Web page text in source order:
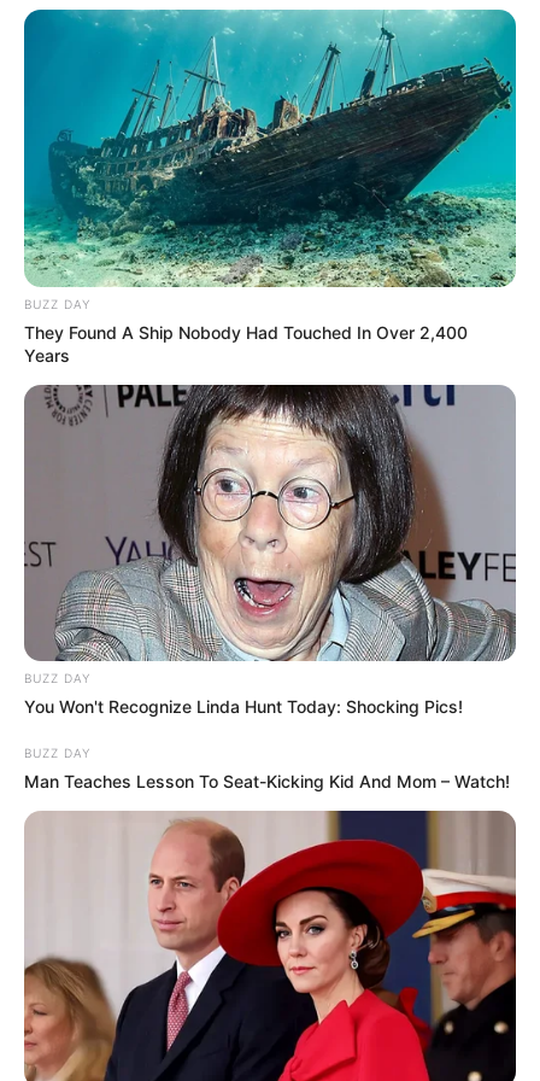
Merinding
Bikin Ngakak, 10 Potret
Cosplay Murah Pakai Bahan
Seadanya
Anti Mainstream, 10 Cara
Membawa Barang Belanjaan
Versi Warga Thailand
Langka Banget! 10 Pose Lucu
Katak yang Bikin Ketawa
BUZZ DAY
They Found A Ship Nobody Had Touched In Over 2,400
Years
BUZZ DAY
You Won't Recognize Linda Hunt Today: Shocking Pics!
BUZZ DAY
Man Teaches Lesson To Seat-Kicking Kid And Mom – Watch!